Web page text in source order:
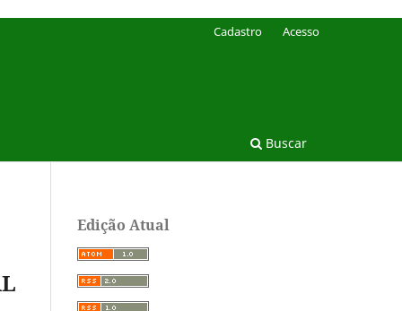
Buscar
Cadastro Acesso
Edição Atual